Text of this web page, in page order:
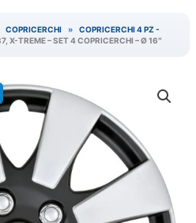
COPRICERCHI »
COPRICERCHI 4 PZ -
X-TREME – SET 4 COPRICERCHI – Ø 16″